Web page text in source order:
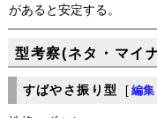
があると安定する。
型考察(ネタ・マイ
すばやさ振り型 [ 編集